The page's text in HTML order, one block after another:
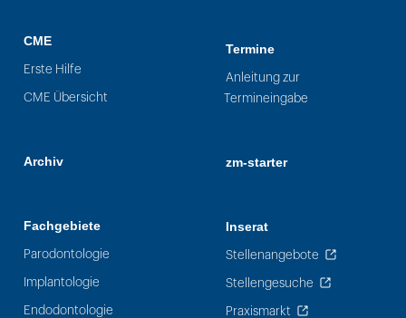
CME
Erste Hilfe
CME Übersicht
Archiv
Fachgebiete
Parodontologie
Implantologie
Endodontologie
Termine
Anleitung zur
Termineingabe
zm-starter
Inserat
Stellenangebote
Stellengesuche
Praxismarkt